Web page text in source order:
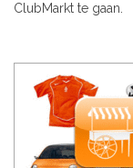
ClubMarkt te gaan.